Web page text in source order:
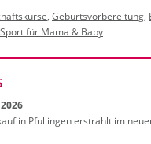
, Geburtsvorbereitung,
Sport für Mama & Baby
in Pful­lin­gen er­strahlt im